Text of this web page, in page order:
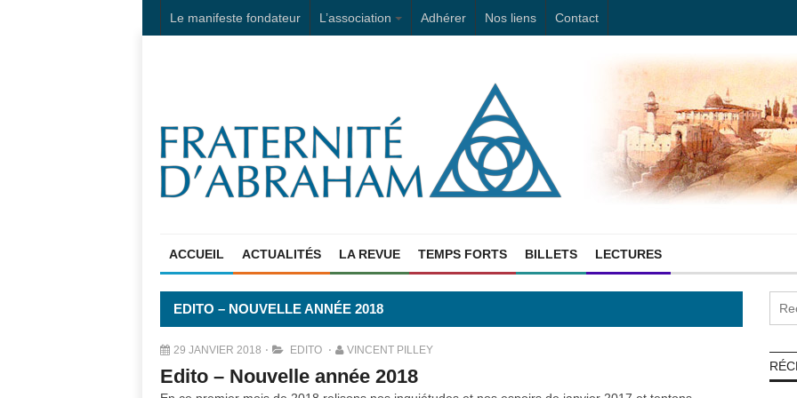
Le manifeste fondateur L’association Adhérer Nos liens Contact
ACCUEIL ACTUALITÉS LA REVUE TEMPS FORTS BILLETS LECTURES
EDITO – NOUVELLE ANNÉE 2018
29 JANVIER 2018 EDITO VINCENT PILLEY
Edito – Nouvelle année 2018